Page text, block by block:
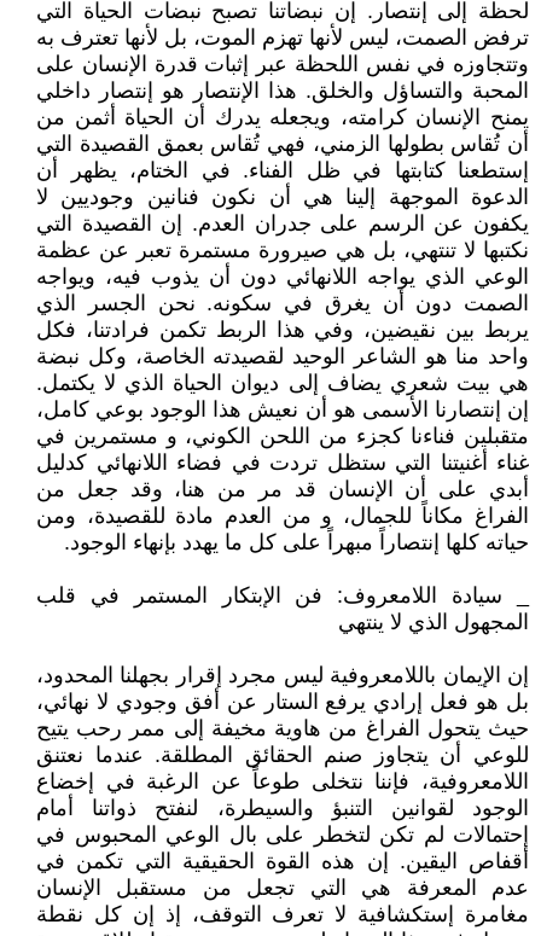
لحظة إلى إنتصار. إن نبضاتنا تصبح نبضات الحياة التي
ترفض الصمت، ليس لأنها تهزم الموت، بل لأنها تعترف به
وتتجاوزه في نفس اللحظة عبر إثبات قدرة الإنسان على
المحبة والتساؤل والخلق. هذا الإنتصار هو إنتصار داخلي
يمنح الإنسان كرامته، ويجعله يدرك أن الحياة أثمن من
أن تُقاس بطولها الزمني، فهي تُقاس بعمق القصيدة التي
إستطعنا كتابتها في ظل الفناء. في الختام، يظهر أن
الدعوة الموجهة إلينا هي أن نكون فنانين وجوديين لا
يكفون عن الرسم على جدران العدم. إن القصيدة التي
نكتبها لا تنتهي، بل هي صيرورة مستمرة تعبر عن عظمة
الوعي الذي يواجه اللانهائي دون أن يذوب فيه، ويواجه
الصمت دون أن يغرق في سكونه. نحن الجسر الذي
يربط بين نقيضين، وفي هذا الربط تكمن فرادتنا، فكل
واحد منا هو الشاعر الوحيد لقصيدته الخاصة، وكل نبضة
هي بيت شعري يضاف إلى ديوان الحياة الذي لا يكتمل.
إن إنتصارنا الأسمى هو أن نعيش هذا الوجود بوعي كامل،
متقبلين فناءنا كجزء من اللحن الكوني، و مستمرين في
غناء أغنيتنا التي ستظل تردت في فضاء اللانهائي كدليل
أبدي على أن الإنسان قد مر من هنا، وقد جعل من
الفراغ مكاناً للجمال، و من العدم مادة للقصيدة، ومن
حياته كلها إنتصاراً مبهراً على كل ما يهدد بإنهاء الوجود.
_ سيادة اللامعروف: فن الإبتكار المستمر في قلب
المجهول الذي لا ينتهي
إن الإيمان باللامعروفية ليس مجرد إقرار بجهلنا المحدود،
بل هو فعل إرادي يرفع الستار عن أفق وجودي لا نهائي،
حيث يتحول الفراغ من هاوية مخيفة إلى ممر رحب يتيح
للوعي أن يتجاوز صنم الحقائق المطلقة. عندما نعتنق
اللامعروفية، فإننا نتخلى طوعاً عن الرغبة في إخضاع
الوجود لقوانين التنبؤ والسيطرة، لنفتح ذواتنا أمام
إحتمالات لم تكن لتخطر على بال الوعي المحبوس في
أقفاص اليقين. إن هذه القوة الحقيقية التي تكمن في
عدم المعرفة هي التي تجعل من مستقبل الإنسان
مغامرة إستكشافية لا تعرف التوقف، إذ إن كل نقطة